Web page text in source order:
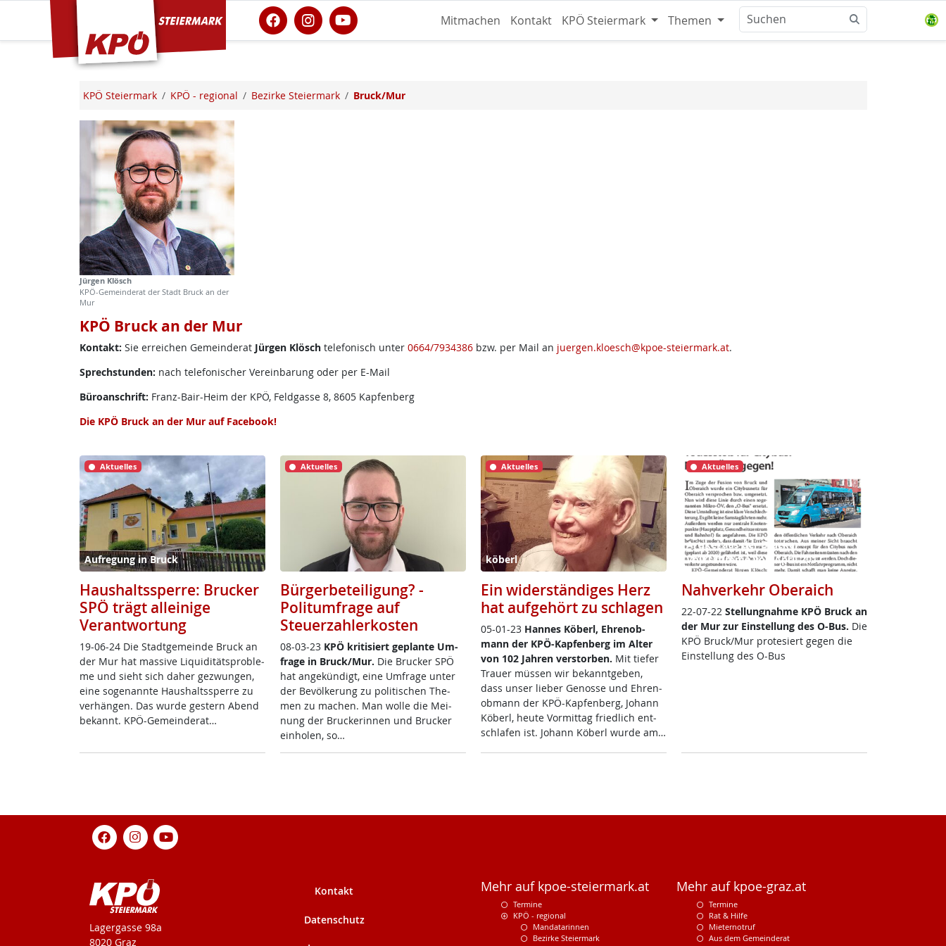
KPÖ Steiermark Mitmachen Kontakt KPÖ Steiermark Themen
KPÖ Steiermark KPÖ - regional Bezirke Steiermark Bruck/Mur
Jürgen Klösch
KPÖ-Gemeinderat der Stadt Bruck an der
Mur
KPÖ Bruck an der Mur
Kontakt: Sie erreichen Gemeinderat Jürgen Klöschtelefonisch unter 0664/7934386bzw. per Mail an juergen.kloesch@kpoe-steiermark.at.
Sprechstunden: nach telefonischer Vereinbarung oder per E-Mail
Büroanschrift: Franz-Bair-Heim der KPÖ, Feldgasse 8, 8605 Kapfenberg
Die KPÖ Bruck an der Mur auf Facebook!
Aktuelles
Aufregung in Bruck
Haushaltssperre: Brucker
SPÖ trägt alleinige
Verantwortung
19-06-24 Die Stadt­ge­mein­de Bruck an
der Mur hat mas­si­ve Li­qui­di­täts­pro­b­le­
me und sieht sich da­her ge­zwun­gen,
ei­ne so­ge­nann­te Haus­halts­sper­re zu
ver­hän­gen. Das wur­de ges­tern Abend
be­kannt. KPÖ-Ge­mein­de­rat…
Aktuelles
Bürgerbeteiligung? -
Politumfrage auf
Steuerzahlerkosten
08-03-23 KPÖ kri­ti­siert ge­plan­te Um­
fra­ge in Bruck/Mur. Die Bru­cker SPÖ
hat an­ge­kün­digt, ei­ne Um­fra­ge un­ter
der Be­völ­ke­rung zu po­li­ti­schen The­
men zu ma­chen. Man wol­le die Mei­
nung der Bru­cke­rin­nen und Bru­cker
ein­ho­len, so…
Aktuelles
köberl
Ein widerständiges Herz
hat aufgehört zu schlagen
05-01-23 Han­nes Köb­erl, Eh­ren­ob­
mann der KPÖ-Kap­fen­berg im Al­ter
von 102 Jah­ren ver­s­tor­ben. Mit tie­fer
Trau­er müs­sen wir be­kannt­ge­ben,
dass un­ser lie­ber Ge­nos­se und Eh­ren­
ob­mann der KPÖ-Kap­fen­berg, Jo­hann
Köb­erl, heu­te Vor­mit­tag fried­lich ent­
schla­fen ist. Jo­hann Köb­erl wur­de am…
Aktuelles
Artikel aus der Brucker
Volksstimme von April 2017
Nahverkehr Oberaich
22-07-22 Stel­lung­nah­me KPÖ Bruck an
der Mur zur Ein­stel­lung des O-Bus. Die
KPÖ Bruck/Mur pro­te­siert ge­gen die
Ein­stel­lung des O-Bus
KPÖ-Steiermark
Lagergasse 98a
8020 Graz
Kontakt
Datenschutz
Mehr auf kpoe-steiermark.at
Termine
KPÖ - regional
Mandatarinnen
Bezirke Steiermark
Mehr auf kpoe-graz.at
Termine
Rat & Hilfe
Mieternotruf
Aus dem Gemeinderat